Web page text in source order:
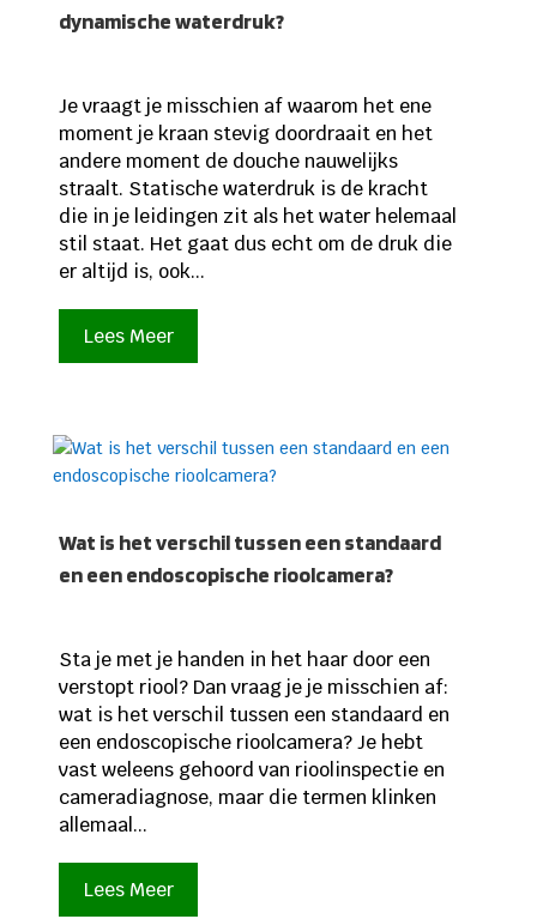
dynamische waterdruk?
Je vraagt je misschien af waarom het ene
moment je kraan stevig doordraait en het
andere moment de douche nauwelijks
straalt. Statische waterdruk is de kracht
die in je leidingen zit als het water helemaal
stil staat. Het gaat dus echt om de druk die
er altijd is, ook...
Lees Meer
Wat is het verschil tussen een standaard
en een endoscopische rioolcamera?
Sta je met je handen in het haar door een
verstopt riool? Dan vraag je je misschien af:
wat is het verschil tussen een standaard en
een endoscopische rioolcamera? Je hebt
vast weleens gehoord van rioolinspectie en
cameradiagnose, maar die termen klinken
allemaal...
Lees Meer